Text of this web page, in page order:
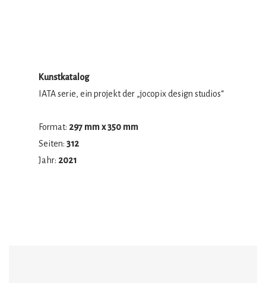
Kunstkatalog
IATA serie, ein projekt der „jocopix design studios“
Format: 297 mm x 350 mm
Seiten: 312
Jahr: 2021